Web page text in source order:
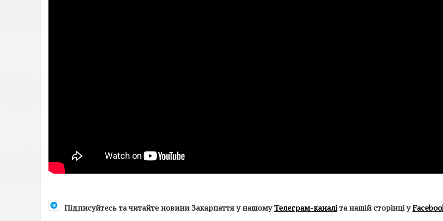
Підписуйтесь та читайте новини Закарпаття у нашомуТелеграм-каналіта нашій сторінці у